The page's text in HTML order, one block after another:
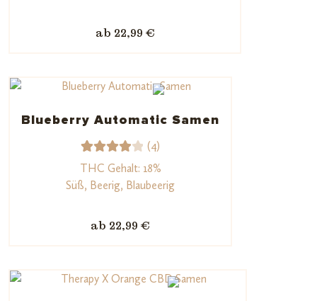
ab 22,99 €
Blueberry Automatic Samen
Bewert
et mit
basier
4
Kunden
(4)
THC Gehalt: 18%
Süß, Beerig, Blaubeerig
ab 22,99 €